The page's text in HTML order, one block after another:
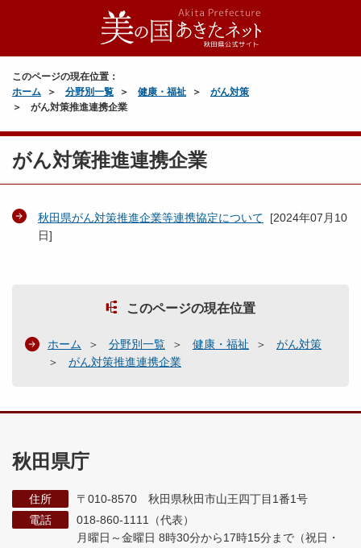
このページの現在位置：
ホーム
分野別一覧 健康・福祉
がん対策
がん対策推進連携企業
がん対策推進連携企業
秋田県がん対策推進企業等連携協定について [2024年07月10
日]
このページの現在位置
ホーム 分野別一覧 健康・福祉
がん対策
がん対策推進連携企業
秋田県庁
住所
〒010-8570 秋田県秋田市山王四丁目1番1号
電話
018-860-1111（代表）
月曜日～金曜日 8時30分から17時15分まで （祝日・